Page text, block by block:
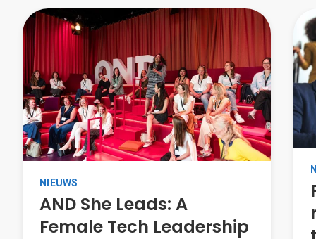
AND She Leads: A
Female Tech Leadership
NIEUWS